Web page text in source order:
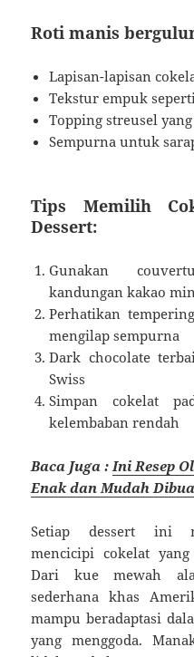
Roti manis
Lapisan-lapisan
Tekstur empuk
Topping streusel
Sempurna untuk
Tips Memilih
Dessert:
Gunakan
kandungan kakao
Perhatikan
mengilap sempurna
Dark chocolate
Swiss
Simpan cokelat
kelembaban rendah
Baca Juga :Ini Resep
Enak dan Mudah
Setiap dessert ini
mencicipi cokelat
Dari kue mewah
sederhana khas
mampu beradaptasi
yang menggoda.